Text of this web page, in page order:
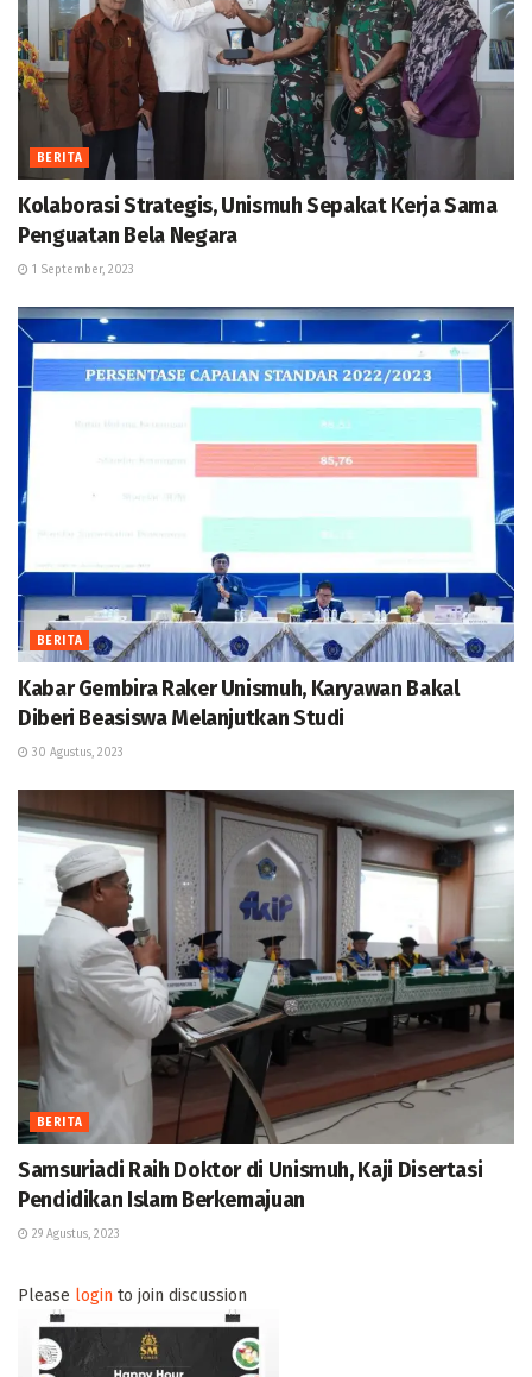
BERITA
Kolaborasi Strategis, Unismuh Sepakat Kerja Sama
Penguatan Bela Negara
1 September, 2023
BERITA
Kabar Gembira Raker Unismuh, Karyawan Bakal
Diberi Beasiswa Melanjutkan Studi
30 Agustus, 2023
BERITA
Samsuriadi Raih Doktor di Unismuh, Kaji Disertasi
Pendidikan Islam Berkemajuan
29 Agustus, 2023
Please login to join discussion